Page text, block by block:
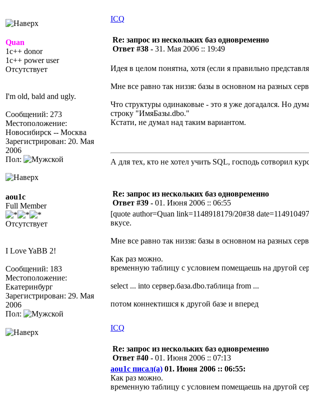
ICQ
Quan
1c++ donor
1c++ power user
Отсутствует
I'm old, bald and ugly.
Сообщений: 273
Местоположение:
Новосибирск -- Москва
Зарегистрирован: 20. Мая
2006
Пол:
Re: запрос из нескольких баз одновременно
Ответ #38 - 31. Мая 2006 :: 19:49
Идея в целом понятна, хотя (если я правильно
Мне все равно так низзя: базы в основном на разных
Что структуры одинаковые - это я уже догадался. Но
строку "ИмяБазы.dbo."
Кстати, не думал над таким вариантом.
А для тех, кто не хотел учить SQL, господь сотворил
aou1c
Full Member
Отсутствует
I Love YaBB 2!
Сообщений: 183
Местоположение:
Екатеринбург
Зарегистрирован: 29. Мая
2006
Пол:
Re: запрос из нескольких баз одновременно
Ответ #39 - 01. Июня 2006 :: 06:55
[quote author=Quan link=1148918179/20#38
вкусе.
Мне все равно так низзя: базы в основном на разных
Как раз можно.
временную таблицу с условием помещаешь на другой
select ... into сервер.база.dbo.таблица from ...
потом коннектишся к другой базе и вперед
ICQ
Re: запрос из нескольких баз одновременно
Ответ #40 - 01. Июня 2006 :: 07:13
aou1c писал(а) 01. Июня 2006 :: 06:55:
Как раз можно.
временную таблицу с условием помещаешь на другой